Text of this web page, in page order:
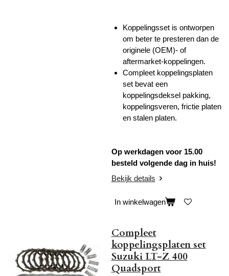
Koppelingsset is ontworpen
om beter te presteren dan de
originele (OEM)- of
aftermarket-koppelingen.
Compleet koppelingsplaten
set bevat een
koppelingsdeksel pakking,
koppelingsveren, frictie platen
en stalen platen.
Op werkdagen voor 15.00
besteld volgende dag in huis!
Bekijk details
In winkelwagen
Compleet
koppelingsplaten set
Suzuki LT-Z 400
Quadsport